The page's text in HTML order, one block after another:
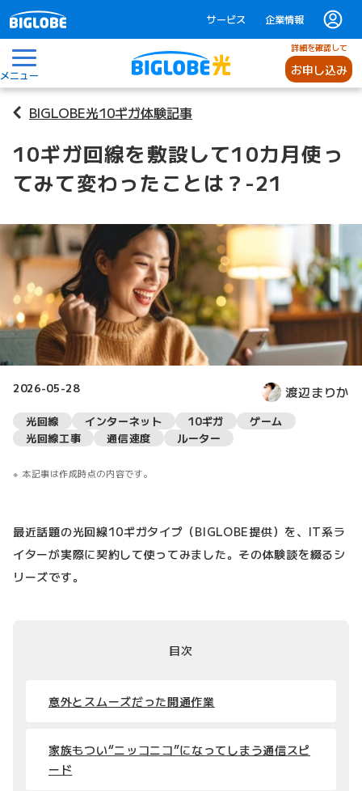
サービス 企業情報
メニュー
詳細を確認して
お申し込み
BIGLOBE光10ギガ体験記事
10ギガ回線を敷設して10カ月使っ
てみて変わったことは？-21
2026-05-28 渡辺まりか
光回線 インターネット 10ギガ
ゲーム
光回線工事
通信速度 ルーター
本記事は作成時点の内容です。
最近話題の光回線10ギガタイプ（BIGLOBE提供）を、IT系ラ
イターが実際に契約して使ってみました。その体験談を綴るシ
リーズです。
目次
意外とスムーズだった開通作業
家族もつい“ニッコニコ”になってしまう通信スピ
ード